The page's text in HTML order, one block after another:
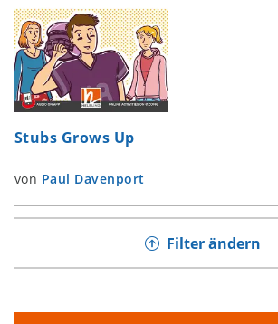
Stubs Grows Up
von Paul Davenport
Filter ändern